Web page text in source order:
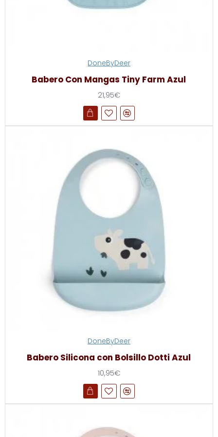
DoneByDeer
Babero Con Mangas Tiny Farm Azul
21,95€
DoneByDeer
Babero Silicona con Bolsillo Dotti Azul
10,95€